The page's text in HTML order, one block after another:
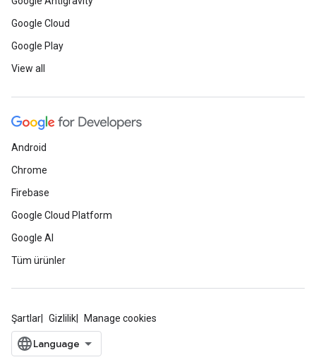
Google Cloud
Google Play
View all
Android
Chrome
Firebase
Google Cloud Platform
Google AI
Tüm ürünler
Şartlar Gizlilik Manage cookies